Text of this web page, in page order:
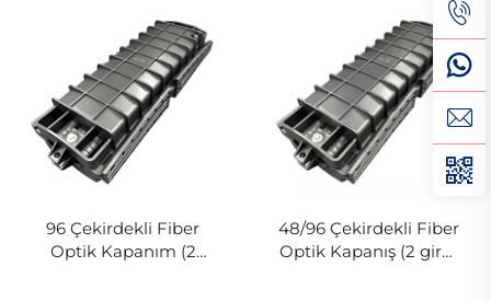
96 Çekirdekli Fiber
Optik Kapanım (2
48/96 Çekirdekli Fiber
Optik Kapanış (2 girdi